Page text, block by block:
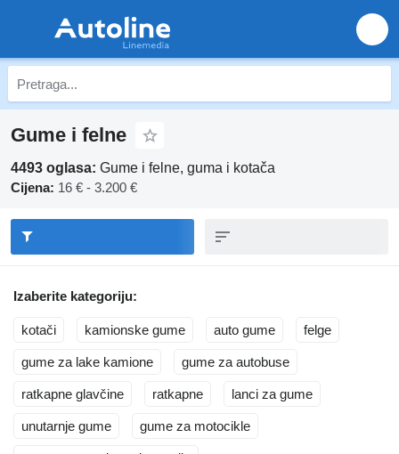
Gume i felne
4493 oglasa: Gume i felne, guma i kotača
Cijena: 16 € - 3.200 €
Izaberite kategoriju:
kotači kamionske gume auto gume felge
gume za lake kamione gume za autobuse
ratkapne glavčine ratkapne lanci za gume
unutarnje gume gume za motocikle